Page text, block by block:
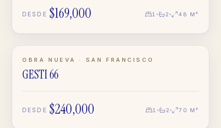
DESDE $169,000 1 2 48 M²
PREVENTA
APARTAMENTO
OBRA NUEVA · SAN FRANCISCO
GESTI 66
DESDE $240,000 1 2 70 M²